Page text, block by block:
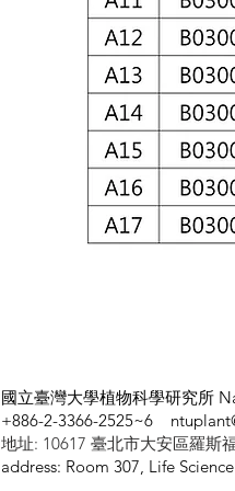
國立臺灣大學植物科學研究所
+886-2-3366-2525~6
地址: 10617 臺北市大安區羅斯
address: Room 307, Life